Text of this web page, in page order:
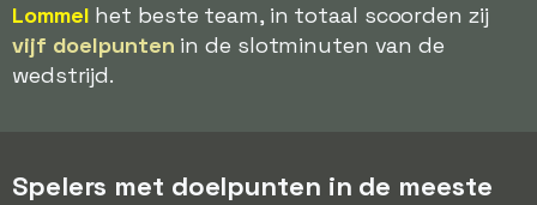
Lommel het beste team, in totaal scoorden zij
vijf doelpunten in de slotminuten van de
wedstrijd.
Spelers met doelpunten in de meeste